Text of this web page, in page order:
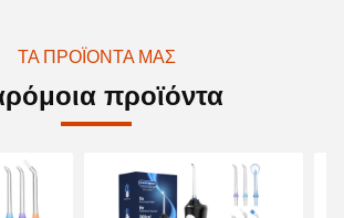
ΤΑ ΠΡΟΪΌΝΤΑ ΜΑΣ
προϊόντα